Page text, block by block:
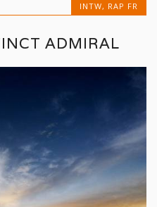
INTW, RAP FR
ADMIRAL